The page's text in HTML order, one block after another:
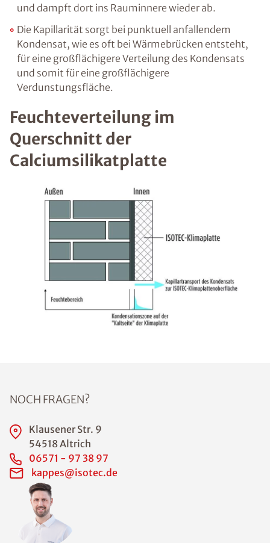
und dampft dort ins Rauminnere wieder ab.
Die Kapillarität sorgt bei punktuell anfallendem
Kondensat, wie es oft bei Wärmebrücken entsteht,
für eine großflächigere Verteilung des Kondensats
und somit für eine großflächigere
Verdunstungsfläche.
Feuchteverteilung im
Querschnitt der
Calciumsilikatplatte
NOCH FRAGEN?
Klausener Str. 9
54518 Altrich
06571 - 97 38 97
kappes@isotec.de